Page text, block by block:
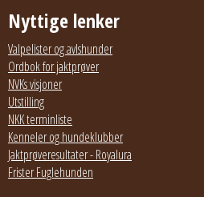
Nyttige lenker
Valpelister og avlshunder
Ordbok for jaktprøver
NVKs visjoner
Utstilling
NKK terminliste
Kenneler og hundeklubber
Jaktprøveresultater - Royalura
Frister Fuglehunden